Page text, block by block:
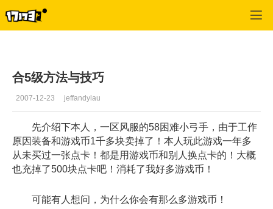
合5级方法与技巧
2007-12-23 jeffandylau
先介绍下本人，一区风服的58困难小弓手，由于工作
原因装备和游戏币1千多块卖掉了！本人玩此游戏一年多
从未买过一张点卡！都是用游戏币和别人换点卡的！大概
也充掉了500块点卡吧！消耗了我好多游戏币！
可能有人想问，为什么你会有那么多游戏币！